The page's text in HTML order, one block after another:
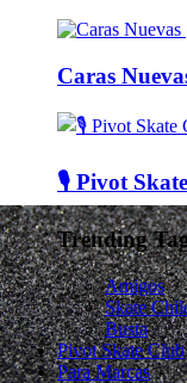
Caras
🎙️ Pivot
Trending
Amigos
Skate
Busta
Pivot Skate Club
Para Marcas